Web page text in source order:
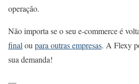
operação.
Não importa se o seu e-commerce é
final ou para outras empresas. A Flexy
sua demanda!
—